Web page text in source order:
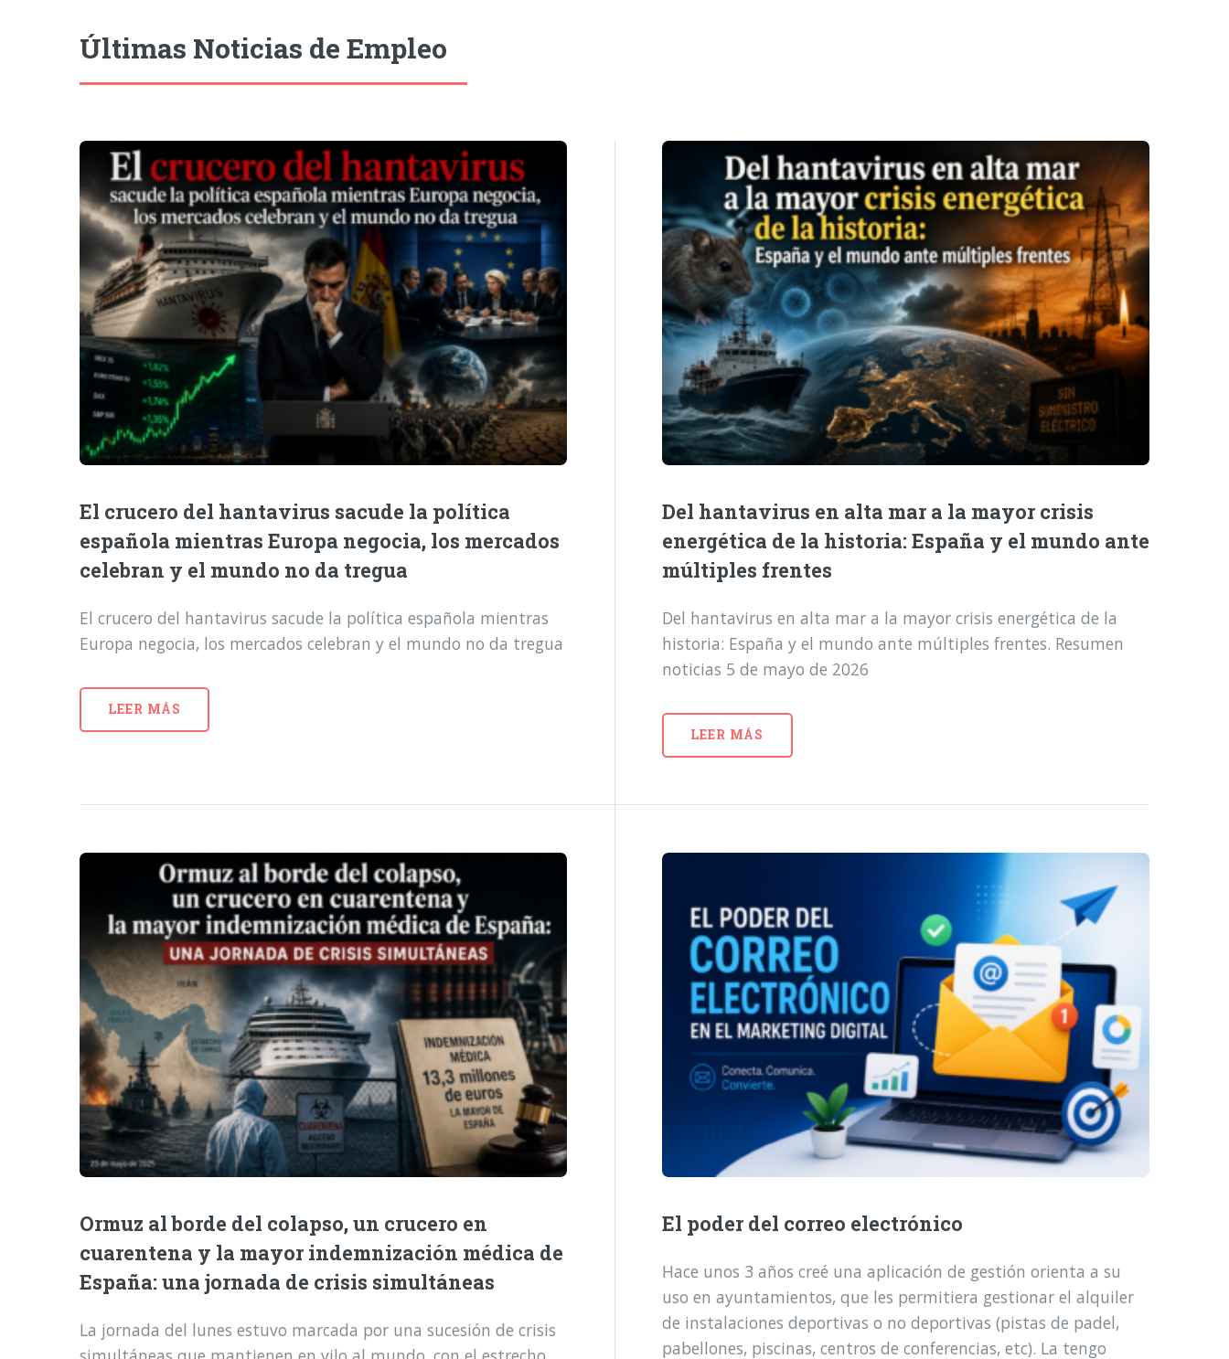
Últimas Noticias de Empleo
El crucero del hantavirus sacude la política
española mientras Europa negocia, los mercados
celebran y el mundo no da tregua
El crucero del hantavirus sacude la política española mientras
Europa negocia, los mercados celebran y el mundo no da tregua
LEER MÁS
Del hantavirus en alta mar a la mayor crisis
energética de la historia: España y el mundo ante
múltiples frentes
Del hantavirus en alta mar a la mayor crisis energética de la
historia: España y el mundo ante múltiples frentes. Resumen
noticias 5 de mayo de 2026
LEER MÁS
Ormuz al borde del colapso, un crucero en
cuarentena y la mayor indemnización médica de
España: una jornada de crisis simultáneas
La jornada del lunes estuvo marcada por una sucesión de crisis
El poder del correo electrónico
Hace unos 3 años creé una aplicación de gestión orienta a su
uso en ayuntamientos, que les permitiera gestionar el alquiler
de instalaciones deportivas o no deportivas (pistas de padel,
pabellones, piscinas, centros de conferencias, etc). La tengo